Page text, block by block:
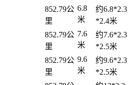
852.79公
里
6.8
米
约6.8*2.3
*2.4米
852.79公
里
7.6
米
约7.6*2.3
*2.5米
852.79公
里
9.6
米
约9.6*2.3
*2.5米